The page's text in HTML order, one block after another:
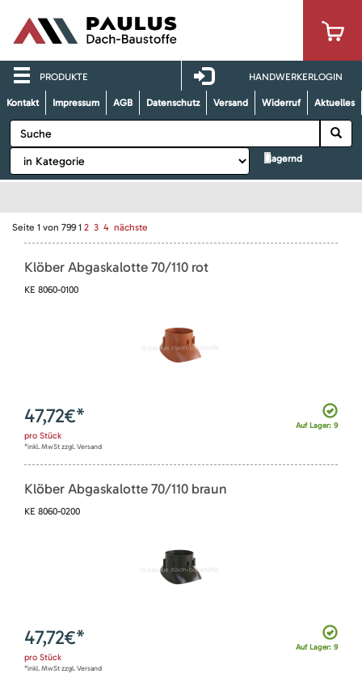
PRODUKTE HANDWERKERLOGIN
Kontakt Impressum AGB Datenschutz Versand Widerruf Aktuelles
lagernd
Seite 1 von 799 1 2 3 4 nächste
Klöber Abgaskalotte 70/110 rot
KE 8060-0100
Auf Lager: 9
47,72€*
pro Stück
*inkl. MwSt zzgl. Versand
Klöber Abgaskalotte 70/110 braun
KE 8060-0200
Auf Lager: 9
47,72€*
pro Stück
*inkl. MwSt zzgl. Versand